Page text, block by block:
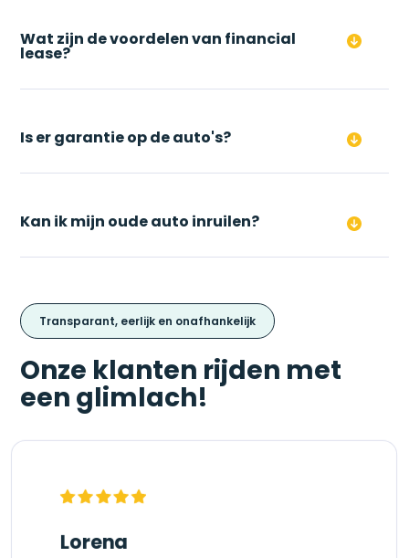
Wat zijn de voordelen van financial
lease?
Is er garantie op de auto's?
Kan ik mijn oude auto inruilen?
Transparant, eerlijk en onafhankelijk
Onze klanten rijden met
een glimlach!
Lorena